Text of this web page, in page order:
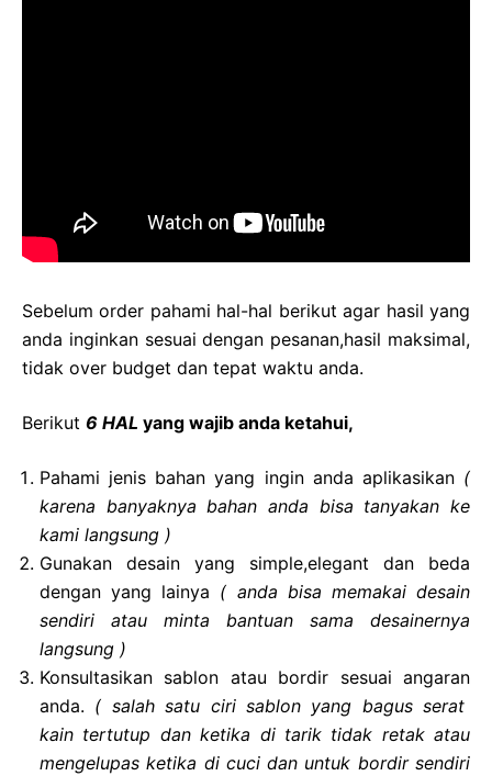
Sebelum order pahami hal-hal berikut agar hasil yang
anda inginkan sesuai dengan pesanan,hasil maksimal,
tidak over budget dan tepat waktu anda.
Berikut 6 HAL yang wajib anda ketahui,
Pahami jenis bahan yang ingin anda aplikasikan (
karena banyaknya bahan anda bisa tanyakan ke
kami langsung )
Gunakan desain yang simple,elegant dan beda
dengan yang lainya ( anda bisa memakai desain
sendiri atau minta bantuan sama desainernya
langsung )
Konsultasikan sablon atau bordir sesuai angaran
anda. ( salah satu ciri sablon yang bagus serat
kain tertutup dan ketika di tarik tidak retak atau
mengelupas ketika di cuci dan untuk bordir sendiri